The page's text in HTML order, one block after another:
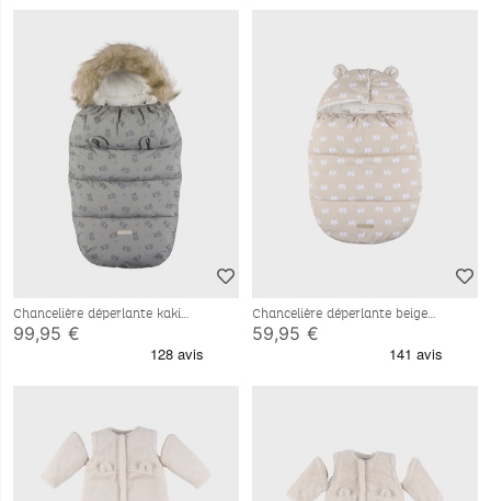
Chancelière déperlante kaki
80x50 cm
99,95 €
Chancelière déperlante beige
80x50 cm
59,95 €